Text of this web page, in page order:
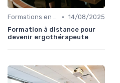
Formations en ligne • 14/08/2025
Formation à distance pour
devenir ergothérapeute